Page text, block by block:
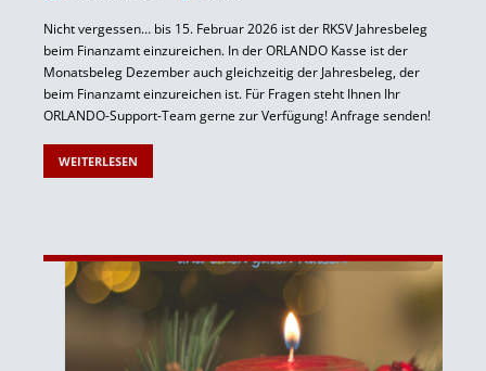
Nicht vergessen… bis 15. Februar 2026 ist der RKSV Jahresbeleg
beim Finanzamt einzureichen. In derORLANDO Kasse ist der
Monatsbeleg Dezember auch gleichzeitig der Jahresbeleg, der
beim Finanzamt einzureichen ist. Für Fragen steht Ihnen Ihr
ORLANDO-Support-Team gerne zur Verfügung! Anfrage senden!
WEITERLESEN